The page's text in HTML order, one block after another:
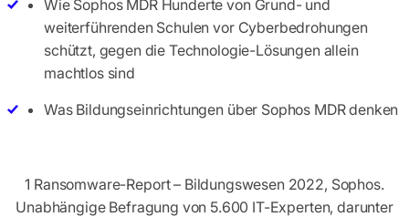
Wie Sophos MDR Hunderte von Grund- und
weiterführenden Schulen vor Cyberbedrohungen
schützt, gegen die Technologie-Lösungen allein
machtlos sind
Was Bildungseinrichtungen über Sophos MDR denken
1 Ransomware-Report – Bildungswesen 2022, Sophos.
Unabhängige Befragung von 5.600 IT-Experten, darunter